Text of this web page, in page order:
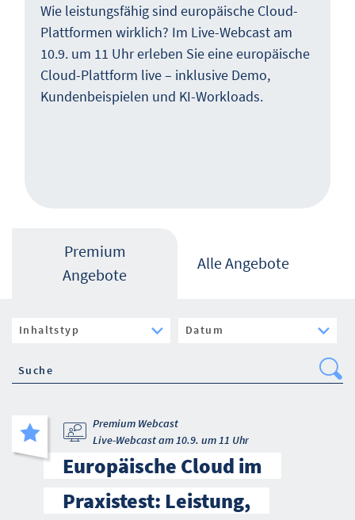
Wie leistungsfähig sind europäische Cloud-
Plattformen wirklich? Im Live-Webcast am
10.9. um 11 Uhr erleben Sie eine europäische
Cloud-Plattform live – inklusive Demo,
Kundenbeispielen und KI-Workloads.
Premium
Angebote
Alle Angebote
Premium Webcast
Live-Webcast am 10.9. um 11 Uhr
Europäische Cloud im
Praxistest: Leistung,